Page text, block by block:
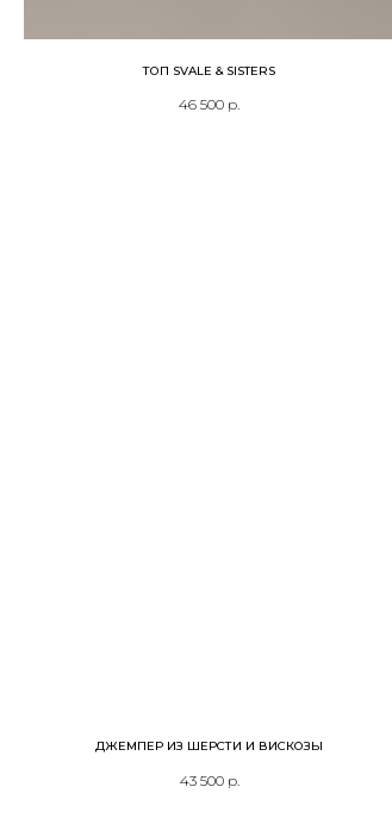
ТОП SVALE & SISTERS
46 500 р.
ДЖЕМПЕР ИЗ ШЕРСТИ И ВИСКОЗЫ
43 500 р.